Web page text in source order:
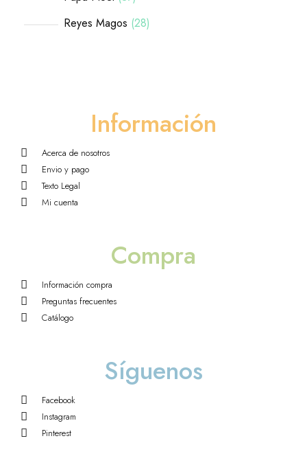
Reyes Magos 28
Información
Acerca de nosotros
Envio y pago
Texto Legal
Mi cuenta
Compra
Información compra
Preguntas frecuentes
Catálogo
Síguenos
Facebook
Instagram
Pinterest